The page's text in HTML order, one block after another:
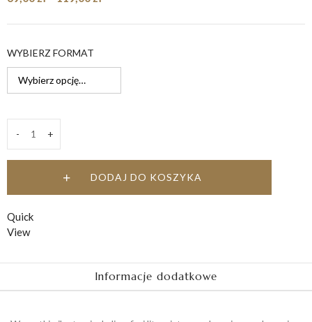
WYBIERZ FORMAT
-
Dobranoc
+
DODAJ DO KOSZYKA
Quick
View
Informacje dodatkowe